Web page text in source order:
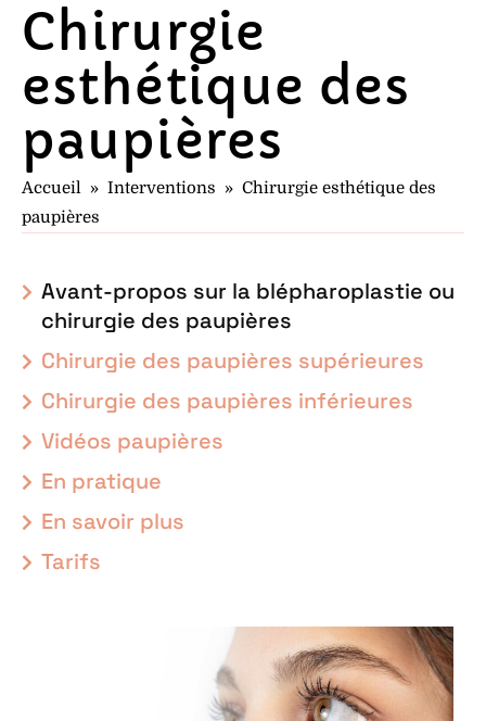
Chirurgie
esthétique des
paupières
Accueil » Interventions » Chirurgie esthétique des
paupières
Avant-propos sur la blépharoplastie ou
chirurgie des paupières
Chirurgie des paupières supérieures
Chirurgie des paupières inférieures
Vidéos paupières
En pratique
En savoir plus
Tarifs